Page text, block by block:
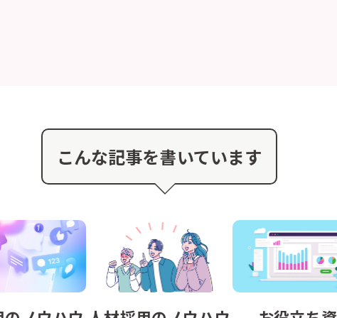
こんな記事を書いています